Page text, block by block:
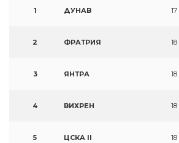
1 ДУНАВ 17
2 ФРАТРИЯ 18
3 ЯНТРА 18
4 ВИХРЕН 18
5 ЦСКА II 18